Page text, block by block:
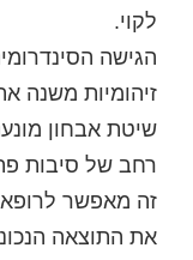
לקוי.
זיהומיות משנה
שיטת אבחון
רחב של סיבות
זה מאפשר
את התוצאה